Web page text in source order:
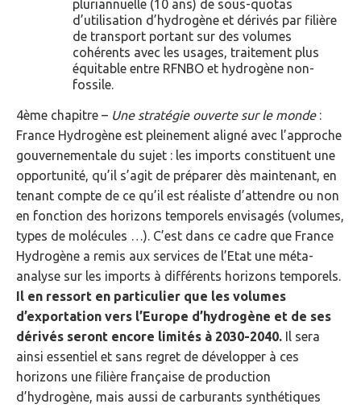
pluriannuelle (10 ans) de sous-quotas
d’utilisation d’hydrogène et dérivés par filière
de transport portant sur des volumes
cohérents avec les usages, traitement plus
équitable entre RFNBO et hydrogène non-
fossile.
4ème chapitre – Une stratégie ouverte sur le monde:
France Hydrogène est pleinement aligné avec l’approche
gouvernementale du sujet : les imports constituent une
opportunité, qu’il s’agit de préparer dès maintenant, en
tenant compte de ce qu’il est réaliste d’attendre ou non
en fonction des horizons temporels envisagés (volumes,
types de molécules …). C’est dans ce cadre que France
Hydrogène a remis aux services de l’Etat une méta-
analyse sur les imports à différents horizons temporels.
Il en ressort en particulier que les volumes
d’exportation vers l’Europe d’hydrogène et de ses
dérivés seront encore limités à 2030-2040. Il sera
ainsi essentiel et sans regret de développer à ces
horizons une filière française de production
d’hydrogène, mais aussi de carburants synthétiques